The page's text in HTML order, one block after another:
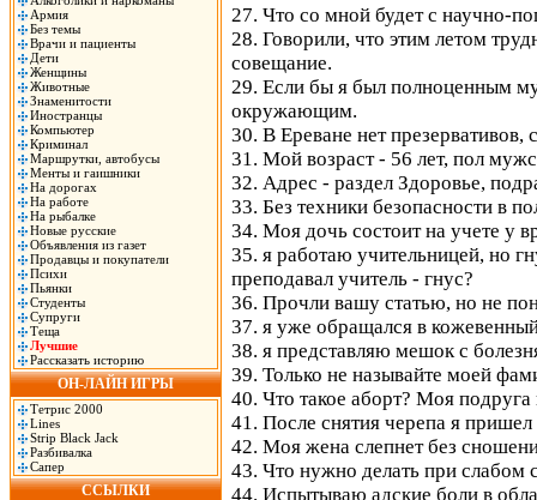
Армия
Без темы
Врачи и пациенты
Дети
Женщины
Животные
Знаменитости
Иностранцы
Компьютер
Криминал
Маршрутки, автобусы
Менты и гаишники
На дорогах
На работе
На рыбалке
Новые русские
Объявления из газет
Продавцы и покупатели
Психи
Пьянки
Студенты
Супруги
Теща
Лучшие
Рассказать историю
ОН-ЛАЙН ИГРЫ
Тетрис 2000
Lines
Strip Black Jack
Разбивалка
Сапер
ССЫЛКИ
27. Что со мной будет с научно-
28. Говорили, что этим летом
совещание.
29. Если бы я был полноценным
окружающим.
30. В Ереване нет презервативов,
31. Мой возраст - 56 лет, пол
32. Адрес - раздел Здоровье,
33. Без техники безопасности в
34. Моя дочь состоит на учете у
35. я работаю учительницей, но
преподавал учитель - гнус?
36. Прочли вашу статью, но не
37. я уже обращался в
38. я представляю мешок с
39. Только не называйте моей
40. Что такое аборт? Моя
41. После снятия черепа я пришел
42. Моя жена слепнет без
43. Что нужно делать при слабом
44. Испытываю адские боли в